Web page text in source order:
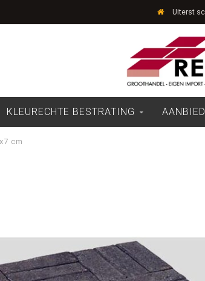
Uiterst
KLEURECHTE BESTRATING
cm